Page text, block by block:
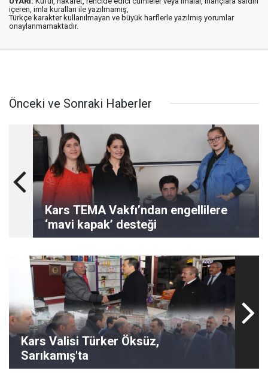
içeren, imla kuralları ile yazılmamış,
Türkçe karakter kullanılmayan ve büyük harflerle yazılmış yorumlar
onaylanmamaktadır.
Önceki ve Sonraki Haberler
Kars TEMA Vakfı’ndan engellilere
‘mavi kapak’ desteği
Kars Valisi Türker Öksüz,
Sarıkamış'ta